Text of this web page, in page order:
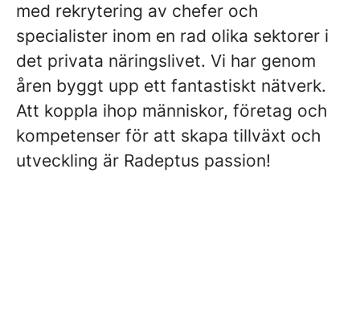
med rekrytering av chefer och
specialister inom en rad olika sektorer i
det privata näringslivet. Vi har genom
åren byggt upp ett fantastiskt nätverk.
Att koppla ihop människor, företag och
kompetenser för att skapa tillväxt och
utveckling är Radeptus passion!